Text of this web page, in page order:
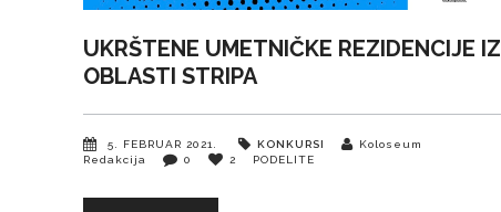
UKRŠTENE UMETNIČKE REZIDENCIJE IZ
OBLASTI STRIPA
5. FEBRUAR 2021. KONKURSI
Koloseum
Redakcija
0 2 PODELITE